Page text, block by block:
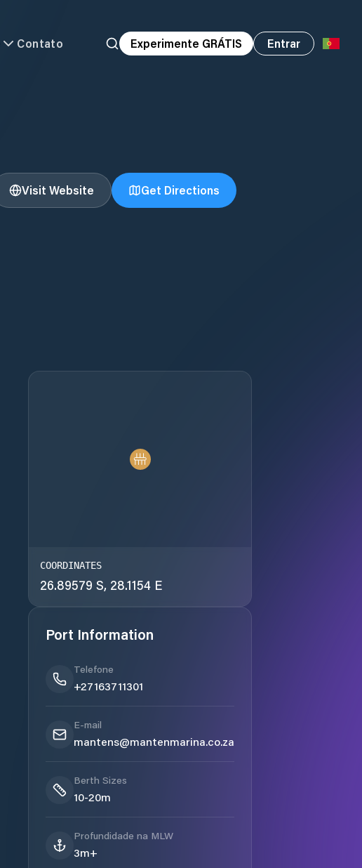
Contato Experimente GRÁTIS Entrar
Visit Website Get Directions
COORDINATES
26.89579 S, 28.1154 E
Port Information
Telefone
+27163711301
E-mail
mantens@mantenmarina.co.za
Berth Sizes
10-20m
Profundidade na MLW
3m+